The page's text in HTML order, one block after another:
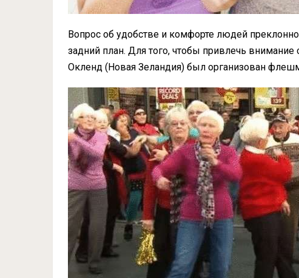
Вопрос об удобстве и комфорте людей
задний план. Для того, чтобы привлечь
Окленд (Новая Зеландия) был организован